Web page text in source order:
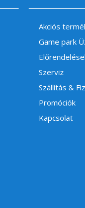
Akciós
Game park
Szerviz
Szállítás &
Promóciók
Kapcsolat